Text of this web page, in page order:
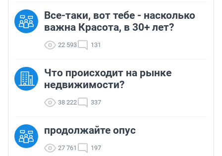
Все-таки, вот тебе - насколько
важна Красота, в 30+ лет?
22 593 131
Что происходит на рынке
недвижимости?
38 222 337
продолжайте опус
27 761 197